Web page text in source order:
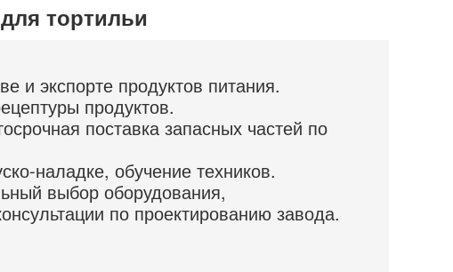
тортильи
и экспорте продуктов питания.
продуктов.
поставка запасных частей по
наладке, обучение техников.
выбор оборудования,
по проектированию завода.